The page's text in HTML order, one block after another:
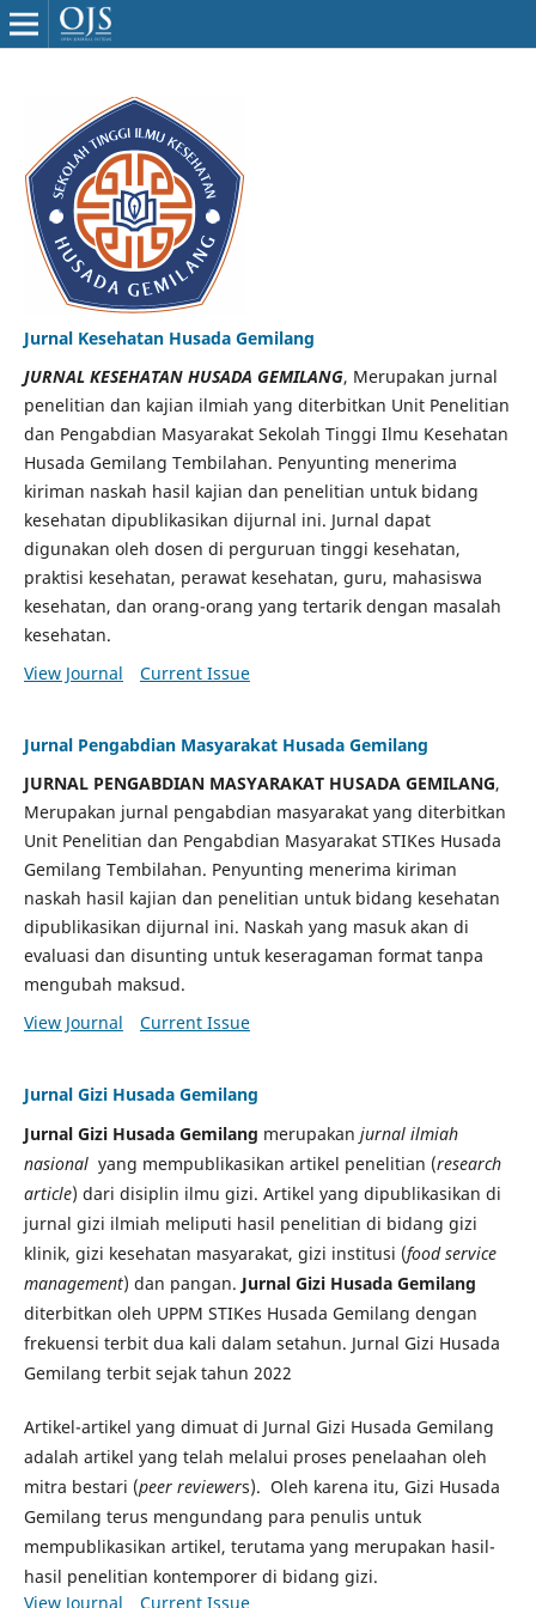
Jurnal Kesehatan Husada Gemilang
JURNAL KESEHATAN HUSADA GEMILANG, Merupakan jurnal
penelitian dan kajian ilmiah yang diterbitkan Unit Penelitian
dan Pengabdian Masyarakat Sekolah Tinggi Ilmu Kesehatan
Husada Gemilang Tembilahan. Penyunting menerima
kiriman naskah hasil kajian dan penelitian untuk bidang
kesehatan dipublikasikan dijurnal ini. Jurnal dapat
digunakan oleh dosen di perguruan tinggi kesehatan,
praktisi kesehatan, perawat kesehatan, guru, mahasiswa
kesehatan, dan orang-orang yang tertarik dengan masalah
kesehatan.
View Journal
Current Issue
Jurnal Pengabdian Masyarakat Husada Gemilang
JURNAL PENGABDIAN MASYARAKAT HUSADA GEMILANG,
Merupakan jurnal pengabdian masyarakat yang diterbitkan
Unit Penelitian dan Pengabdian Masyarakat STIKes Husada
Gemilang Tembilahan. Penyunting menerima kiriman
naskah hasil kajian dan penelitian untuk bidang kesehatan
dipublikasikan dijurnal ini. Naskah yang masuk akan di
evaluasi dan disunting untuk keseragaman format tanpa
mengubah maksud.
View Journal
Current Issue
Jurnal Gizi Husada Gemilang
Jurnal Gizi Husada Gemilang merupakan jurnal ilmiah
nasionalyang mempublikasikan artikel penelitian (research
article) dari disiplin ilmu gizi. Artikel yang dipublikasikan di
jurnal gizi ilmiah meliputi hasil penelitian di bidang gizi
klinik, gizi kesehatan masyarakat, gizi institusi (food service
management) dan pangan. Jurnal Gizi Husada Gemilang
diterbitkan oleh UPPM STIKes Husada Gemilang dengan
frekuensi terbit dua kali dalam setahun. Jurnal Gizi Husada
Gemilang terbit sejak tahun 2022
Artikel-artikel yang dimuat di Jurnal Gizi Husada Gemilang
adalah artikel yang telah melalui proses penelaahan oleh
mitra bestari (peer reviewers). Oleh karena itu, Gizi Husada
Gemilang terus mengundang para penulis untuk
mempublikasikan artikel, terutama yang merupakan hasil-
hasil penelitian kontemporer di bidang gizi.
View Journal
Current Issue